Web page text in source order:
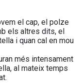
el cap, el polze
els altres dits, el
i quan cal en mou
més intensament
al mateix temps